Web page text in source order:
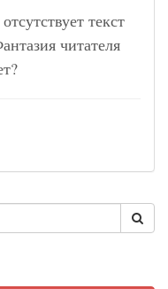
текст
читателя